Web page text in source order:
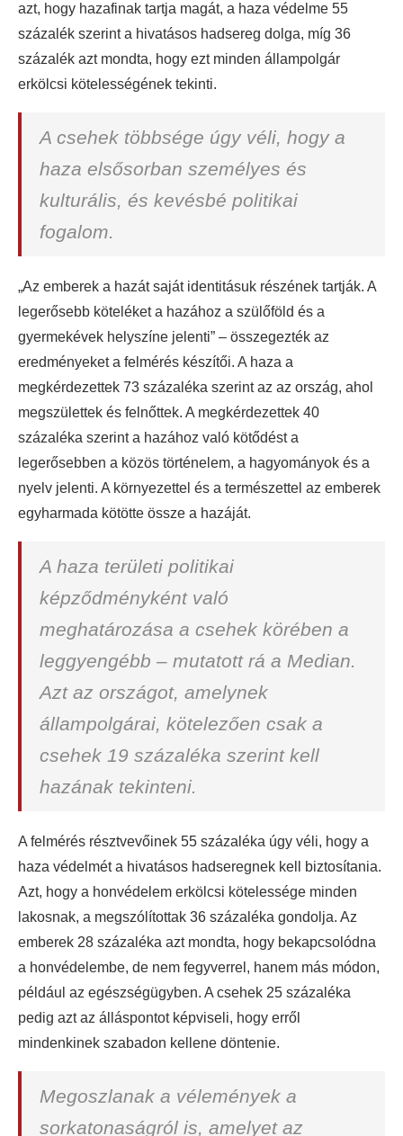
azt, hogy hazafinak tartja magát, a haza védelme 55
százalék szerint a hivatásos hadsereg dolga, míg 36
százalék azt mondta, hogy ezt minden állampolgár
erkölcsi kötelességének tekinti.
A csehek többsége úgy véli, hogy a
haza elsősorban személyes és
kulturális, és kevésbé politikai
fogalom.
„Az emberek a hazát saját identitásuk részének tartják. A
legerősebb köteléket a hazához a szülőföld és a
gyermekévek helyszíne jelenti” – összegezték az
eredményeket a felmérés készítői. A haza a
megkérdezettek 73 százaléka szerint az az ország, ahol
megszülettek és felnőttek. A megkérdezettek 40
százaléka szerint a hazához való kötődést a
legerősebben a közös történelem, a hagyományok és a
nyelv jelenti. A környezettel és a természettel az emberek
egyharmada kötötte össze a hazáját.
A haza területi politikai
képződményként való
meghatározása a csehek körében a
leggyengébb – mutatott rá a Median.
Azt az országot, amelynek
állampolgárai, kötelezően csak a
csehek 19 százaléka szerint kell
hazának tekinteni.
A felmérés résztvevőinek 55 százaléka úgy véli, hogy a
haza védelmét a hivatásos hadseregnek kell biztosítania.
Azt, hogy a honvédelem erkölcsi kötelessége minden
lakosnak, a megszólítottak 36 százaléka gondolja. Az
emberek 28 százaléka azt mondta, hogy bekapcsolódna
a honvédelembe, de nem fegyverrel, hanem más módon,
például az egészségügyben. A csehek 25 százaléka
pedig azt az álláspontot képviseli, hogy erről
mindenkinek szabadon kellene döntenie.
Megoszlanak a vélemények a
sorkatonaságról is, amelyet az